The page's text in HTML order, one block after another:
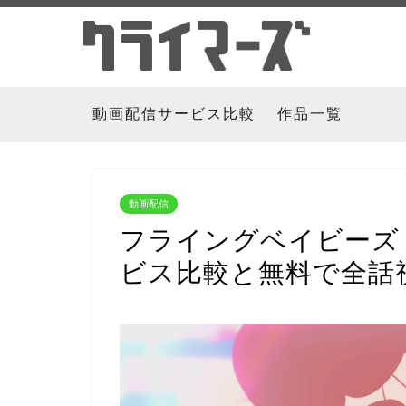
動画配信サービス比較 作品一覧
動画配信
フライングベイビー
ビス比較と無料で全話